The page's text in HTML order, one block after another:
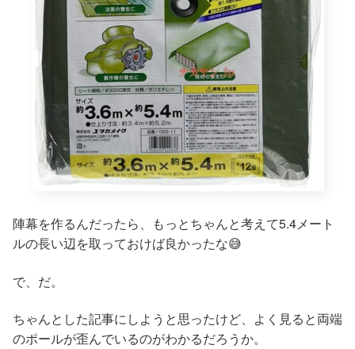
陣幕を作るんだったら、もっとちゃんと考えて5.4メート
ルの長い辺を取っておけば良かったな😅
で、だ。
ちゃんとした記事にしようと思ったけど、よく見ると両端
のポールが歪んでいるのがわかるだろうか。